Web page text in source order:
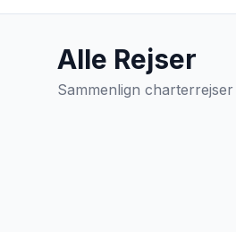
Alle Rejser
Sammenlign